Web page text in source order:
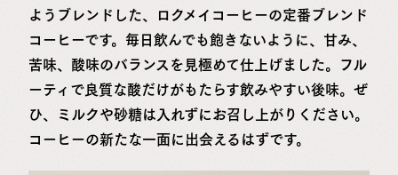
ようブレンドした、ロクメイコーヒーの定番ブレンド
コーヒーです。毎日飲んでも飽きないように、甘み、
苦味、酸味のバランスを見極めて仕上げました。フル
ーティで良質な酸だけがもたらす飲みやすい後味。ぜ
ひ、ミルクや砂糖は入れずにお召し上がりください。
コーヒーの新たな一面に出会えるはずです。